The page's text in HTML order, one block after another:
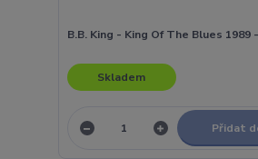
B.B. King - King Of The Blues 1989
Skladem
Přidat